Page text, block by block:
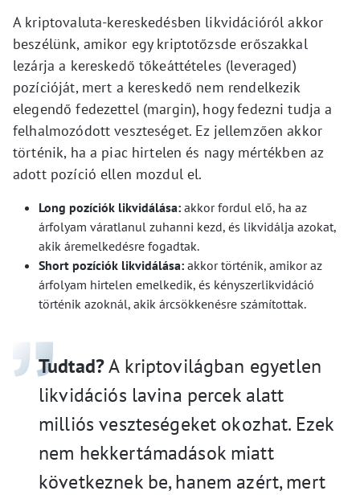
A kriptovaluta-kereskedésben likvidációról akkor
beszélünk, amikor egy kriptotőzsde erőszakkal
lezárja a kereskedő tőkeáttételes (leveraged)
pozícióját, mert a kereskedő nem rendelkezik
elegendő fedezettel (margin), hogy fedezni tudja a
felhalmozódott veszteséget. Ez jellemzően akkor
történik, ha a piac hirtelen és nagy mértékben az
adott pozíció ellen mozdul el.
Long pozíciók likvidálása: akkor fordul elő, ha az
árfolyam váratlanul zuhanni kezd, és likvidálja azokat,
akik áremelkedésre fogadtak.
Short pozíciók likvidálása: akkor történik, amikor az
árfolyam hirtelen emelkedik, és kényszerlikvidáció
történik azoknál, akik árcsökkenésre számítottak.
Tudtad?A kriptovilágban egyetlen
likvidációs lavina percek alatt
milliós veszteségeket okozhat. Ezek
nem hekkertámadások miatt
következnek be, hanem azért, mert